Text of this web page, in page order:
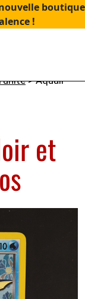
boutique
!
> Aquali
et